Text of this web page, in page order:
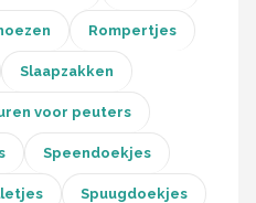
Rompertjes
Slaapzakken
voor peuters
Speendoekjes
Spuugdoekjes